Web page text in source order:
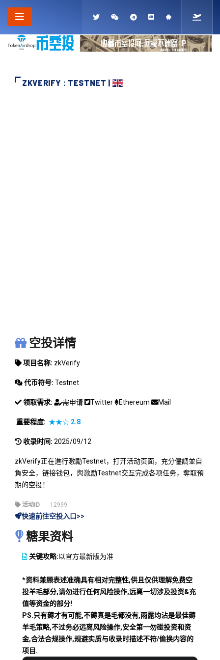
ZKVERIFY : TESTNET |
空投详情
项目名称: zkVerify
代币符号: Testnet
领取需求: 需申请 Twitter Ethereum Mail
重要程度: ★★☆ 2.8
收录时间: 2025/09/12
zkVerify正在進行激勵Testnet，打开活动页面，充分儘調並自
負安全，链接钱包，與激勵Testnet交互完成各项任务，奪取預
期的空投！
活动ID 12999
快速前往空投入口>>
糖果资料
关键攻略:以官方最新版为准
*资料兼顾表述准确具有相对完整性,供且仅供理解免费空
投羊毛部分,请勿进行任何风险操作,远离一切涉及投资&充
值等资金的部分!
PS.只有薅才有可能,不薅真是毛都没有,雨露均沾是最佳薅
羊毛策略,不过务必远离风险操作,安全第一勿碰投资和资
金,合法合规操作,规避实质与收录时描述不符/偷换内容的
项目.